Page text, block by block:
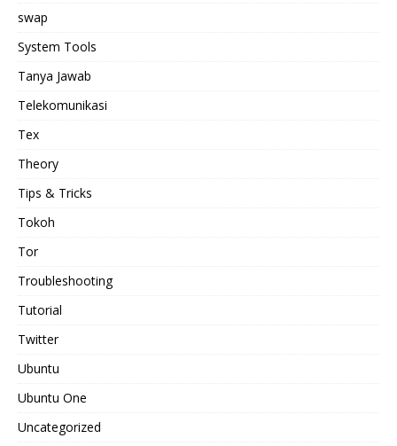
swap
System Tools
Tanya Jawab
Telekomunikasi
Tex
Theory
Tips & Tricks
Tokoh
Tor
Troubleshooting
Tutorial
Twitter
Ubuntu
Ubuntu One
Uncategorized